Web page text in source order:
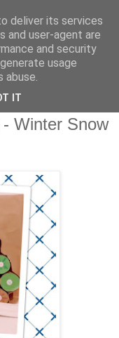
Winter Snow
deliver its services
and user-agent are
and security
usage
abuse.
IT